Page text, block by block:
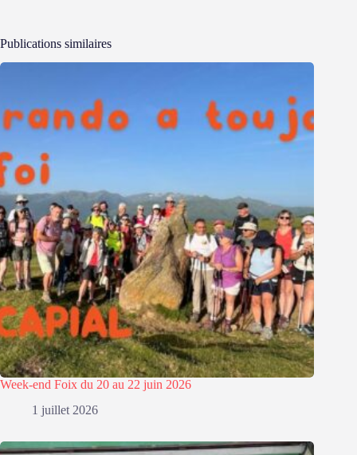
Publications similaires
Week-end Foix du 20 au 22 juin 2026
1 juillet 2026